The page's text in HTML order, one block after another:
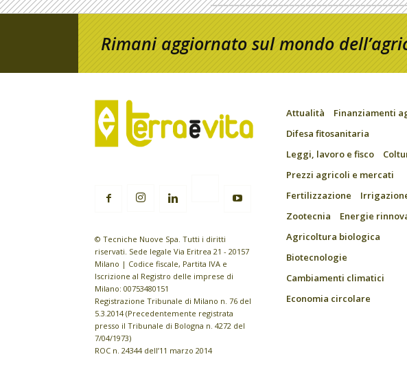
Rimani aggiornato sul mondo
© Tecniche Nuove Spa. Tutti i diritti
riservati. Sede legale Via Eritrea 21 - 20157
Milano | Codice fiscale, Partita IVA e
Iscrizione al Registro delle imprese di
Milano: 00753480151
Registrazione Tribunale di Milano n. 76 del
5.3.2014 (Precedentemente registrata
presso il Tribunale di Bologna n. 4272 del
7/04/1973)
ROC n. 24344 dell’11 marzo 2014
Attualità
Finanziamenti
Difesa fitosanitaria
Leggi, lavoro e fisco
Prezzi agricoli e mercati
Fertilizzazione
Zootecnia
Energie
Agricoltura biologica
Biotecnologie
Cambiamenti climatici
Economia circolare